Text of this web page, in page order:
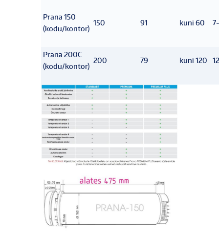
Prana 150
(kodu/kontor)
150 91 kuni 60
Prana 200C
(kodu/kontor)
200 79 kuni 120